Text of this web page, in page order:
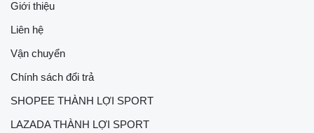
Giới thiệu
Liên hệ
Vận chuyển
Chính sách đổi trả
SHOPEE THÀNH LỢI SPORT
LAZADA THÀNH LỢI SPORT